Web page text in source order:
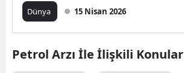
Dünya 15 Nisan 2026
Petrol Arzı İle İlişkili Konular